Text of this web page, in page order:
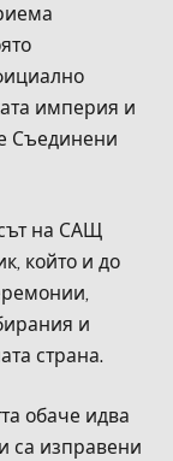
империя и
Съединени
на САЩ
който и до
и
страна.
обаче идва
са изправени